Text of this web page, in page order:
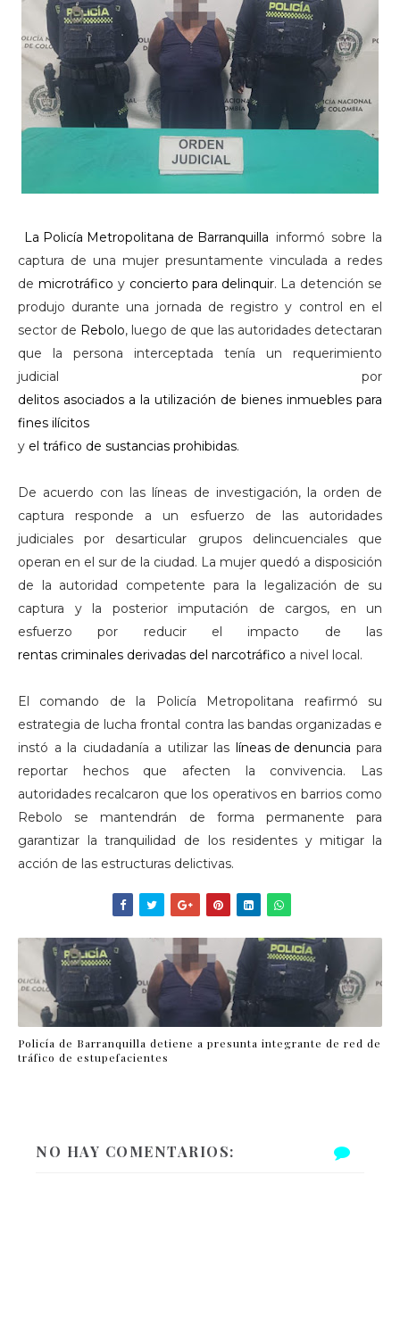
La Policía Metropolitana de Barranquilla informó sobre la
captura de una mujer presuntamente vinculada a redes
de microtráfico y concierto para delinquir. La detención se
produjo durante una jornada de registro y control en el
sector de Rebolo, luego de que las autoridades detectaran
que la persona interceptada tenía un requerimiento
judicial por
delitos asociados a la utilización de bienes inmuebles para
fines ilícitos
y el tráfico de sustancias prohibidas.
De acuerdo con las líneas de investigación, la orden de
captura responde a un esfuerzo de las autoridades
judiciales por desarticular grupos delincuenciales que
operan en el sur de la ciudad. La mujer quedó a disposición
de la autoridad competente para la legalización de su
captura y la posterior imputación de cargos, en un
esfuerzo por reducir el impacto de las
rentas criminales derivadas del narcotráfico a nivel local.
El comando de la Policía Metropolitana reafirmó su
estrategia de lucha frontal contra las bandas organizadas e
instó a la ciudadanía a utilizar las líneas de denuncia para
reportar hechos que afecten la convivencia. Las
autoridades recalcaron que los operativos en barrios como
Rebolo se mantendrán de forma permanente para
garantizar la tranquilidad de los residentes y mitigar la
acción de las estructuras delictivas.
Policía de Barranquilla detiene a presunta integrante de red de
tráfico de estupefacientes
NO HAY COMENTARIOS: